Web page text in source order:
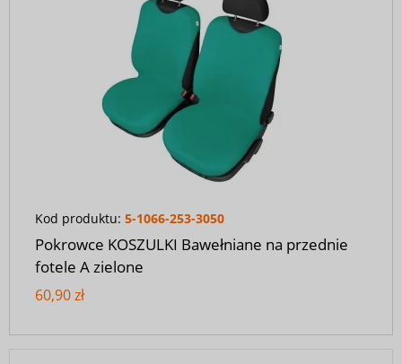
Kod produktu: 5-1066-253-3050
Pokrowce KOSZULKI Bawełniane na przednie
fotele A zielone
60,90 zł